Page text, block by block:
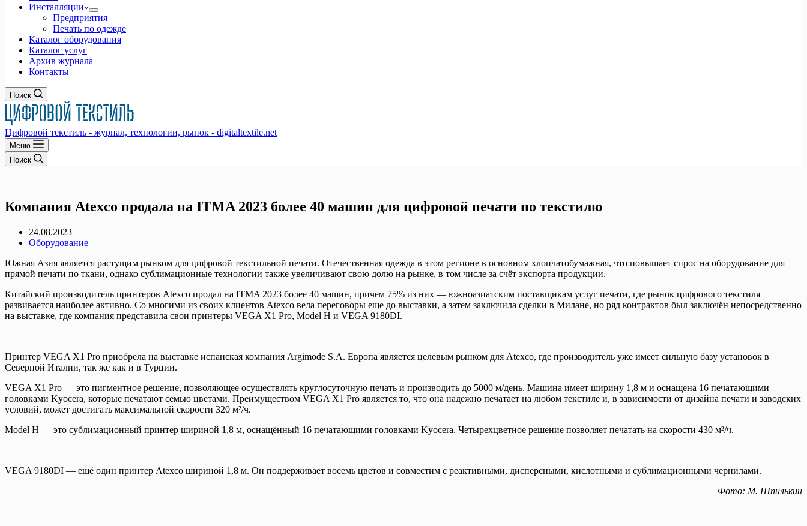
Инсталляции
Предприятия
Печать по одежде
Каталог оборудования
Каталог услуг
Архив журнала
Контакты
Поиск
Цифровой текстиль - журнал, технологии, рынок - digitaltextile.net
Меню
Поиск
Компания Atexco продала на ITMA 2023 более 40 машин для цифровой печати по текстилю
24.08.2023
Оборудование
Южная Азия является растущим рынком для цифровой текстильной печати. Отечественная одежда в этом регионе в основном хлопчатобумажная, что повышает спрос на оборудование для
прямой печати по ткани, однако сублимационные технологии также увеличивают свою долю на рынке, в том числе за счёт экспорта продукции.
Китайский производитель принтеров Atexco продал на ITMA 2023 более 40 машин, причем 75% из них — южноазиатским поставщикам услуг печати, где рынок цифрового текстиля
развивается наиболее активно. Со многими из своих клиентов Atexco вела переговоры еще до выставки, а затем заключила сделки в Милане, но ряд контрактов был заключён непосредственно
на выставке, где компания представила свои принтеры VEGA X1 Pro, Model H и VEGA 9180DI.
Принтер VEGA X1 Pro приобрела на выставке испанская компания Argimode S.A. Европа является целевым рынком для Atexco, где производитель уже имеет сильную базу установок в
Северной Италии, так же как и в Турции.
VEGA X1 Pro — это пигментное решение, позволяющее осуществлять круглосуточную печать и производить до 5000 м/день. Машина имеет ширину 1,8 м и оснащена 16 печатающими
головками Kyocera, которые печатают семью цветами. Преимуществом VEGA X1 Pro является то, что она надежно печатает на любом текстиле и, в зависимости от дизайна печати и заводских
условий, может достигать максимальной скорости 320 м²/ч.
Model H — это сублимационный принтер шириной 1,8 м, оснащённый 16 печатающими головками Kyocera. Четырехцветное решение позволяет печатать на скорости 430 м²/ч.
VEGA 9180DI — ещё один принтер Atexco шириной 1,8 м. Он поддерживает восемь цветов и совместим с реактивными, дисперсными, кислотными и сублимационными чернилами.
Фото: М. Шпилькин